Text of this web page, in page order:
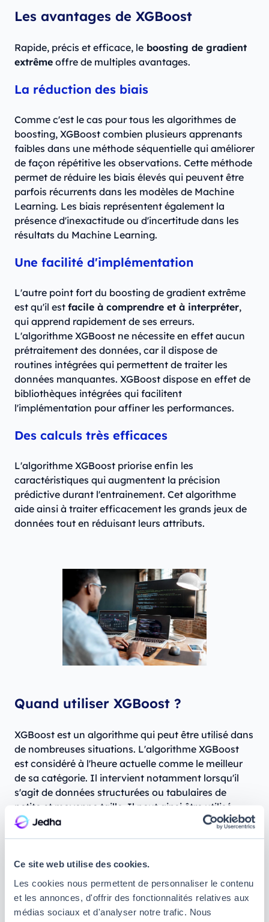
Ce site web utilise des cookies.
Les cookies nous permettent de personnaliser le contenu
et les annonces, d'offrir des fonctionnalités relatives aux
médias sociaux et d'analyser notre trafic. Nous
Les avantages de XGBoost
Rapide, précis et efficace, le boosting de gradient
extrême offre de multiples avantages.
La réduction des biais
Comme c'est le cas pour tous les algorithmes de
boosting, XGBoost combien plusieurs apprenants
faibles dans une méthode séquentielle qui améliorer
de façon répétitive les observations. Cette méthode
permet de réduire les biais élevés qui peuvent être
parfois récurrents dans les modèles de Machine
Learning. Les biais représentent également la
présence d'inexactitude ou d'incertitude dans les
résultats du Machine Learning.
Une facilité d'implémentation
L'autre point fort du boosting de gradient extrême
est qu'il est facile à comprendre et à interpréter,
qui apprend rapidement de ses erreurs.
L'algorithme XGBoost ne nécessite en effet aucun
prétraitement des données, car il dispose de
routines intégrées qui permettent de traiter les
données manquantes. XGBoost dispose en effet de
bibliothèques intégrées qui facilitent
l'implémentation pour affiner les performances.
Des calculs très efficaces
L'algorithme XGBoost priorise enfin les
caractéristiques qui augmentent la précision
prédictive durant l'entrainement. Cet algorithme
aide ainsi à traiter efficacement les grands jeux de
données tout en réduisant leurs attributs.
Quand utiliser XGBoost ?
XGBoost est un algorithme qui peut être utilisé dans
de nombreuses situations. L'algorithme XGBoost
est considéré à l'heure actuelle comme le meilleur
de sa catégorie. Il intervient notamment lorsqu'il
s'agit de données structurées ou tabulaires de
petite et moyenne taille. Il peut ainsi être utilisé
pourla résolution des problèmes de régression,
mais il peut également résoudre des problèmes de
conseillé pour résoudre des problèmes de NLP
(natural language processing